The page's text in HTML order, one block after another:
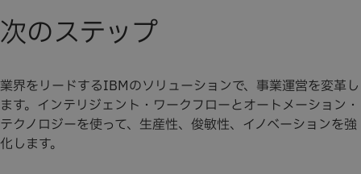
次のステップ
業界をリードするIBMのソリューションで、事業運営を変革し
ます。インテリジェント・ワークフローとオートメーション・
テクノロジーを使って、生産性、俊敏性、イノベーションを強
化します。